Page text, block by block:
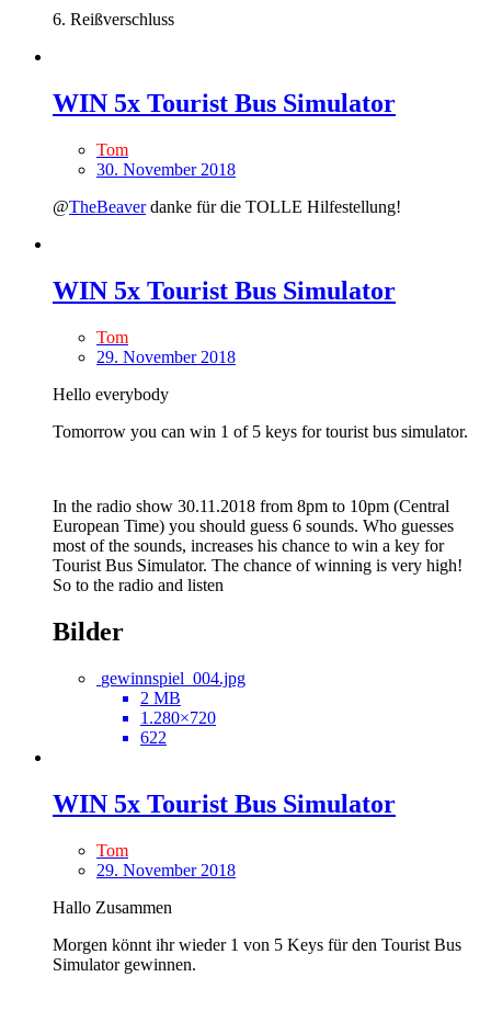
6. Reißverschluss
WIN 5x Tourist Bus Simulator
Tom
30. November 2018
@TheBeaverdanke für die TOLLE Hilfestellung!
WIN 5x Tourist Bus Simulator
Tom
29. November 2018
Hello everybody
Tomorrow you can win 1 of 5 keys for tourist bus simulator.
In the radio show 30.11.2018 from 8pm to 10pm (Central
European Time) you should guess 6 sounds. Who guesses
most of the sounds, increases his chance to win a key for
Tourist Bus Simulator. The chance of winning is very high!
So to the radio and listen
Bilder
gewinnspiel_004.jpg
2 MB
1.280×720
622
WIN 5x Tourist Bus Simulator
Tom
29. November 2018
Hallo Zusammen
Morgen könnt ihr wieder 1 von 5 Keys für den Tourist Bus
Simulator gewinnen.